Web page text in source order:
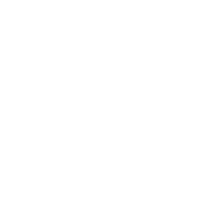
하여 Shopper Profile
데이트할 때 개인 계
Shopper Profile
Management
소스를 유지합니다.